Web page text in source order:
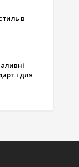
в
і для